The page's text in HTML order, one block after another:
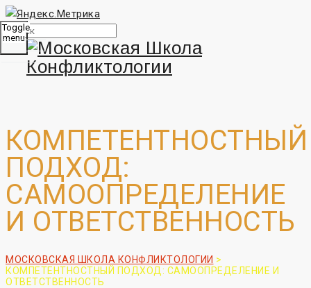
Toggle
menu
КОМПЕТЕНТНОСТНЫЙ
ПОДХОД:
САМООПРЕДЕЛЕНИЕ
И ОТВЕТСТВЕННОСТЬ
МОСКОВСКАЯ ШКОЛА КОНФЛИКТОЛОГИИ >
КОМПЕТЕНТНОСТНЫЙ ПОДХОД: САМООПРЕДЕЛЕНИЕ И
ОТВЕТСТВЕННОСТЬ